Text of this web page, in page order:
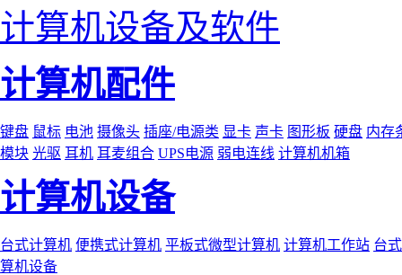
计算机设备及软件
计算机配件
键盘 鼠标 电池 摄像头 插座/电源类 显卡 声卡 图形板 硬盘 内存
模块 光驱 耳机 耳麦组合 UPS电源 弱电连线 计算机机箱
计算机设备
台式计算机 便携式计算机 平板式微型计算机 计算机工作站 台
算机设备